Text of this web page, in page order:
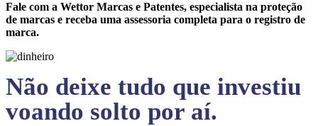
Fale com a Wettor Marcas e Patentes, especialista na proteção
de marcas e receba uma assessoria completa para o registro de
marca.
Não deixe tudo que investiu
voando solto por aí.